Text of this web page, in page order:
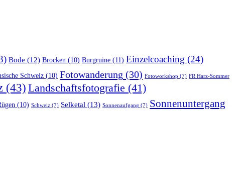
Bode (12) Brocken (10) Burgruine (11) Einzelcoaching (24)
Schweiz (10) Fotowanderung (30) Fotoworkshop (7) FR Harz-Sommer
(43) Landschaftsfotografie (41)
(10) Schweiz (7) Selketal (13) Sonnenaufgang (7) Sonnenuntergang